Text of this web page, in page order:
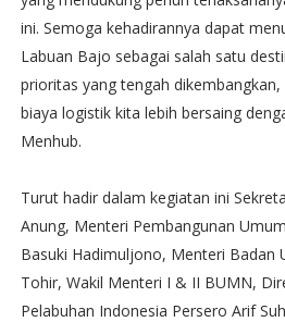
ini. Semoga kehadirannya dapat
Labuan Bajo sebagai salah satu
prioritas yang tengah
biaya logistik kita lebih bersaing
Menhub.
Turut hadir dalam kegiatan ini
Anung, Menteri Pembangunan
Basuki Hadimuljono, Menteri Badan
Tohir, Wakil Menteri I & II BUMN,
Pelabuhan Indonesia Persero Arif